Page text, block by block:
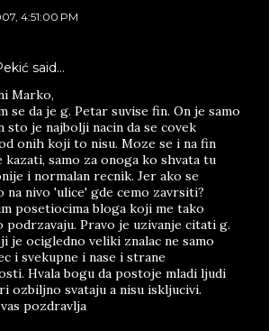
4:51:00 PM
said…
Marko,
se da je g. Petar suvise fin. On je samo
sto je najbolji nacin da se covek
onih koji to nisu. Moze se i na fin
kazati, samo za onoga ko shvata tu
i normalan recnik. Jer ako se
na nivo 'ulice' gde cemo zavrsiti?
posetiocima bloga koji me tako
podrzavaju. Pravo je uzivanje citati g.
je ocigledno veliki znalac ne samo
i svekupne i nase i strane
Hvala bogu da postoje mladi ljudi
ozbiljno svataju a nisu iskljucivi.
pozdravlja